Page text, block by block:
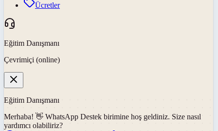
Ücretler
Eğitim Danışmanı
Çevrimiçi (online)
Eğitim Danışmanı
Merhaba! 👋 WhatsApp Destek birimine hoş geldiniz. Size nasıl
yardımcı olabiliriz?